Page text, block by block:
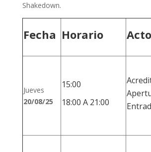
Shakedown.
Fecha Horario Acto
Jueves
20/08/25
15:00
18:00 A 21:00